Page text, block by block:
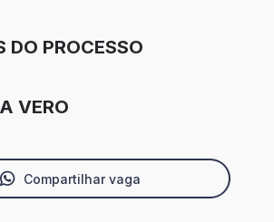
DO PROCESSO
VERO
Compartilhar vaga